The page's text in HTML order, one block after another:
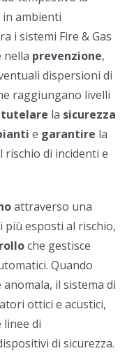
in ambienti
i sistemi Fire & Gas
nella prevenzione,
dispersioni di
raggiungano livelli
tutelare la sicurezza
e garantire la
di incidenti e
attraverso una
esposti al rischio,
che gestisce
Quando
il sistema di
ottici e acustici,
linee di
di sicurezza.